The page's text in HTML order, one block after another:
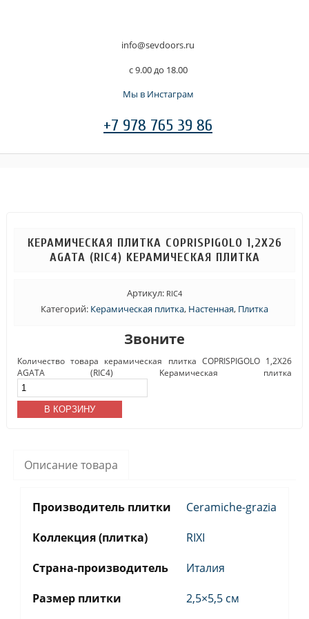
info@sevdoors.ru
c 9.00 до 18.00
Мы в Инстаграм
+7 978 765 39 86
КЕРАМИЧЕСКАЯ ПЛИТКА COPRISPIGOLO 1,2X26
AGATA (RIC4) KЕРАМИЧЕСКАЯ ПЛИТКА
Артикул: RIC4
Категорий: Керамическая плитка, Настенная, Плитка
Звоните
Количество товара керамическая плитка COPRISPIGOLO 1,2X26
AGATA (RIC4) Kерамическая плитка
В КОРЗИНУ
Описание товара
Производитель плитки
Ceramiche-grazia
Коллекция (плитка)
RIXI
Страна-производитель
Италия
Размер плитки
2,5×5,5 см